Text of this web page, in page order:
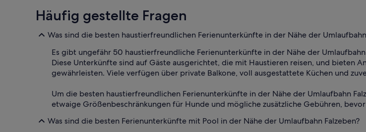
Häufig gestellte Fragen
Was sind die besten haustierfreundlichen Ferienunterkünfte in der Nähe der
Es gibt ungefähr 50 haustierfreundliche Ferienunterkünfte in der Nähe der
Diese Unterkünfte sind auf Gäste ausgerichtet, die mit Haustieren reisen, und bieten
gewährleisten. Viele verfügen über private Balkone, voll ausgestattete Küchen und
Um die besten haustierfreundlichen Ferienunterkünfte in der Nähe der Umlaufbahn
etwaige Größenbeschränkungen für Hunde und mögliche zusätzliche Gebühren,
Was sind die besten Ferienunterkünfte mit Pool in der Nähe der Umlaufbahn Falzeben?